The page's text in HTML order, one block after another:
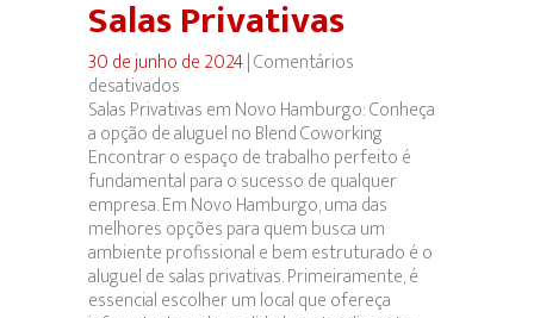
Salas Privativas
30 de junho de 2024|Comentários
desativados
Salas
Privativas
Salas Privativas em Novo Hamburgo: Conheça
a opção de aluguel no Blend Coworking
Encontrar o espaço de trabalho perfeito é
fundamental para o sucesso de qualquer
empresa. Em Novo Hamburgo, uma das
melhores opções para quem busca um
ambiente profissional e bem estruturado é o
aluguel de salas privativas. Primeiramente, é
essencial escolher um local que ofereça